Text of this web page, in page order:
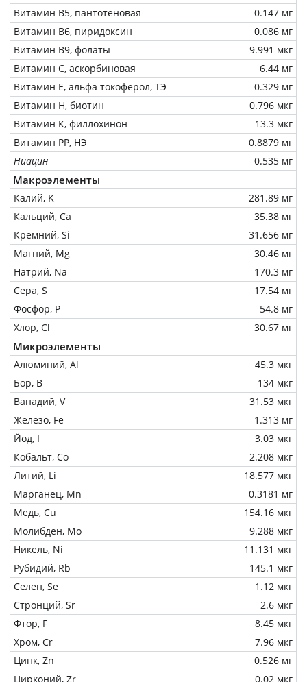
Витамин В5, пантотеновая
0.147 мг
Витамин В6, пиридоксин
0.086 мг
Витамин В9, фолаты
9.991 мкг
Витамин C, аскорбиновая
6.44 мг
Витамин Е, альфа токоферол, ТЭ
0.329 мг
Витамин Н, биотин
0.796 мкг
Витамин К, филлохинон
13.3 мкг
Витамин РР, НЭ
0.8879 мг
Ниацин
0.535 мг
Макроэлементы
Калий, K
281.89 мг
Кальций, Ca
35.38 мг
Кремний, Si
31.656 мг
Магний, Mg
30.46 мг
Натрий, Na
170.3 мг
Сера, S
17.54 мг
Фосфор, P
54.8 мг
Хлор, Cl
30.67 мг
Микроэлементы
Алюминий, Al
45.3 мкг
Бор, B
134 мкг
Ванадий, V
31.53 мкг
Железо, Fe
1.313 мг
Йод, I
3.03 мкг
Кобальт, Co
2.208 мкг
Литий, Li
18.577 мкг
Марганец, Mn
0.3181 мг
Медь, Cu
154.16 мкг
Молибден, Mo
9.288 мкг
Никель, Ni
11.131 мкг
Рубидий, Rb
145.1 мкг
Селен, Se
1.12 мкг
Стронций, Sr
2.6 мкг
Фтор, F
8.45 мкг
Хром, Cr
7.96 мкг
Цинк, Zn
0.526 мг
Цирконий, Zr
0.02 мкг